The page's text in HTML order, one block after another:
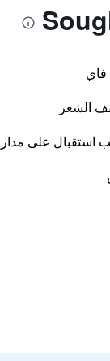
فاي
الشعر
على مدار 24